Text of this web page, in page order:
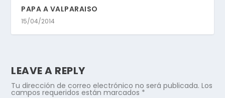
PAPA A VALPARAISO
15/04/2014
LEAVE A REPLY
Tu dirección de correo electrónico no será publicada. Los
campos requeridos están marcados *